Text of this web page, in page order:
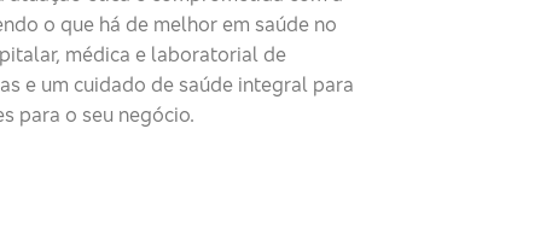
o que há de melhor em saúde no
médica e laboratorial de
e um cuidado de saúde integral para
para o seu negócio.